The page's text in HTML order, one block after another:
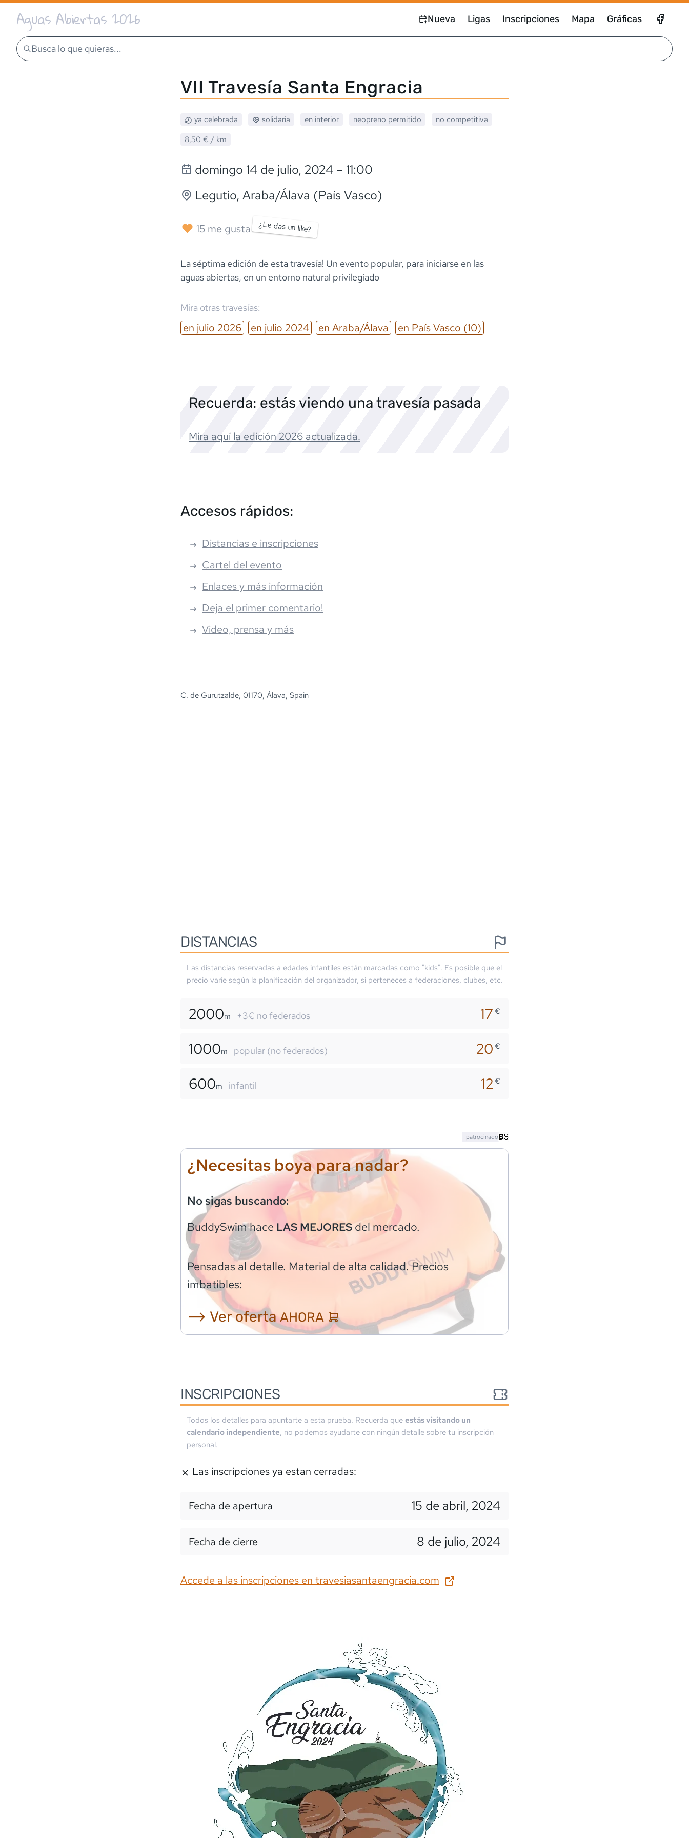
Aguas Abiertas 2026 Nueva Ligas Inscripciones Mapa Gráficas
Busca lo que quieras...
VII Travesía Santa Engracia
ya celebrada solidaria en interior neopreno permitido
no competitiva
8,50 € / km
domingo 14 de julio, 2024 – 11:00
Legutio, Araba/Álava (País Vasco)
15 me gusta ¿Le das un like?
La séptima edición de esta travesía! Un evento popular, para iniciarse en las
aguas abiertas, en un entorno natural privilegiado
Mira otras travesías:
en julio 2026 en julio 2024 en Araba/Álava en País Vasco (10)
Recuerda: estás viendo una travesía pasada
Mira aquí la edición 2026 actualizada.
Accesos rápidos:
Distancias e inscripciones
Cartel del evento
Enlaces y más información
Deja el primer comentario!
Video, prensa y más
C. de Gurutzalde, 01170, Álava, Spain
DISTANCIAS
Las distancias reservadas a edades infantiles están marcadas como "kids". Es posible que el
precio varíe según la planificación del organizador, si perteneces a federaciones, clubes, etc.
2000m +3€ no federados 17€
1000m popular (no federados) 20€
600m infantil 12€
¿Necesitas boya para nadar?
No sigas buscando:
BuddySwimhaceLAS MEJORESdel mercado.
Pensadas al detalle. Material de alta calidad. Precios
imbatibles:
⟶ Ver ofertaAHORA
patrocinado
INSCRIPCIONES
Todos los detalles para apuntarte a esta prueba. Recuerda que estás visitando un
calendario independiente, no podemos ayudarte con ningún detalle sobre tu inscripción
personal.
Las inscripciones ya estan cerradas:
Fecha de apertura 15 de abril, 2024
Fecha de cierre 8 de julio, 2024
Accede a las inscripciones en travesiasantaengracia.com